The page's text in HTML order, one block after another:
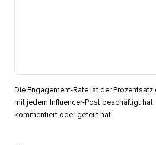
Die Engagement-Rate ist der
mit jedem Influencer-Post beschäftigt
kommentiert oder geteilt hat.​​